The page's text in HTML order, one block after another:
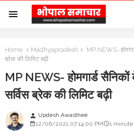
Home Madhyapradesh
MP NEWS-
ब्रेक की लिमिट बढ़ी
MP NEWS- होमगार्ड
सर्विस ब्रेक की लिमिट बढ़ी
person Updesh Awasthee
12/06/2021 07:14:00 PM
1 minute